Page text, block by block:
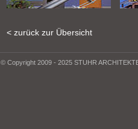
< zurück zur Übersicht
© Copyright 2009 - 2025 STUHR